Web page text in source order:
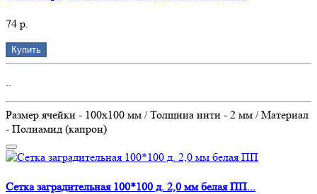
74 р.
Купить
..
Размер ячейки - 100х100 мм / Толщина нити - 2 мм / Материал
- Полиамид (капрон)
Сетка заградительная 100*100 д. 2,0 мм белая ПП...